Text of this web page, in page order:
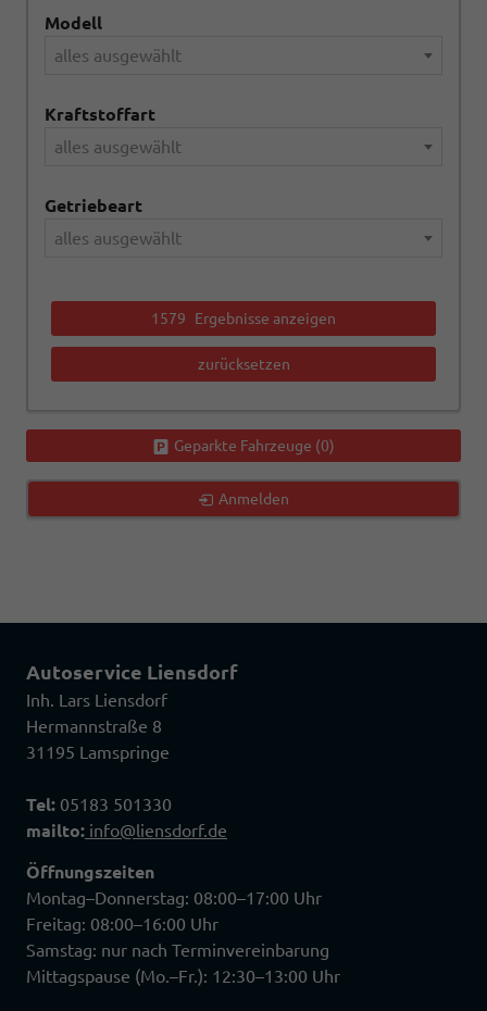
Modell
alles ausgewählt
Kraftstoffart
alles ausgewählt
Getriebeart
alles ausgewählt
1579 Ergebnisse anzeigen
zurücksetzen
Geparkte Fahrzeuge (0)
Anmelden
Autoservice Liensdorf
Inh. Lars Liensdorf
Hermannstraße 8
31195 Lamspringe
Tel: 05183 501330
mailto: info@liensdorf.de
Öffnungszeiten
Montag–Donnerstag: 08:00–17:00 Uhr
Freitag: 08:00–16:00 Uhr
Samstag: nur nach Terminvereinbarung
Mittagspause (Mo.–Fr.): 12:30–13:00 Uhr